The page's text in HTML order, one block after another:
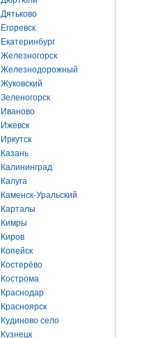
Дятьково
Егоревск
Екатеринбург
Железногорск
Железнодорожный
Жуковский
Зеленогорск
Иваново
Ижевск
Иркутск
Казань
Калининград
Калуга
Каменск-Уральский
Карталы
Кимры
Киров
Копейск
Костерёво
Кострома
Краснодар
Красноярск
Кудиново село
Кузнецк